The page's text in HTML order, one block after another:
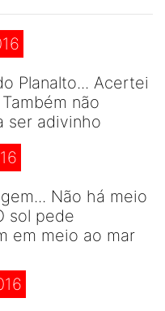
Planalto... Acertei
não
ser adivinho
Não há meio
sol pede
em meio ao mar